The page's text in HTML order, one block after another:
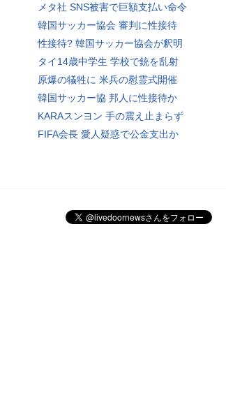
メタ社 SNS被害で巨額支払い命令
韓国サッカー協会 審判に性接待
性接待? 韓国サッカー協会が釈明
タイ14歳中学生 学校で銃を乱射
原爆の犠牲に 米兵の慰霊式開催
韓国サッカー協 邦人に性接待か
KARAスンヨン 手の震え止まらず
FIFA会長 愛人疑惑で公金支出か